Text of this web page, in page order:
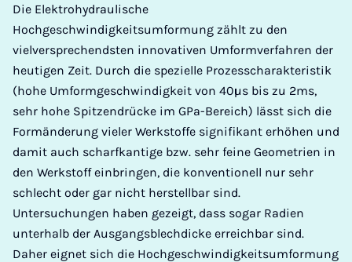
Die Elektrohydraulische
Hochgeschwindigkeitsumformung zählt zu den
vielversprechendsten innovativen Umformverfahren der
heutigen Zeit. Durch die spezielle Prozesscharakteristik
(hohe Umformgeschwindigkeit von 40µs bis zu 2ms,
sehr hohe Spitzendrücke im GPa-Bereich) lässt sich die
Formänderung vieler Werkstoffe signifikant erhöhen und
damit auch scharfkantige bzw. sehr feine Geometrien in
den Werkstoff einbringen, die konventionell nur sehr
schlecht oder gar nicht herstellbar sind.
Untersuchungen haben gezeigt, dass sogar Radien
unterhalb der Ausgangsblechdicke erreichbar sind.
Daher eignet sich die Hochgeschwindigkeitsumformung